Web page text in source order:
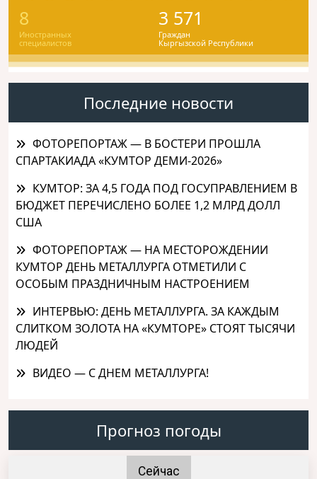
8
Иностранных
специалистов
3 571
Граждан
Кыргызской Республики
Последние новости
ФОТОРЕПОРТАЖ — В БОСТЕРИ ПРОШЛА
СПАРТАКИАДА «КУМТОР ДЕМИ-2026»
КУМТОР: ЗА 4,5 ГОДА ПОД ГОСУПРАВЛЕНИЕМ В
БЮДЖЕТ ПЕРЕЧИСЛЕНО БОЛЕЕ 1,2 МЛРД ДОЛЛ
США
ФОТОРЕПОРТАЖ — НА МЕСТОРОЖДЕНИИ
КУМТОР ДЕНЬ МЕТАЛЛУРГА ОТМЕТИЛИ С
ОСОБЫМ ПРАЗДНИЧНЫМ НАСТРОЕНИЕМ
ИНТЕРВЬЮ: ДЕНЬ МЕТАЛЛУРГА. ЗА КАЖДЫМ
СЛИТКОМ ЗОЛОТА НА «КУМТОРЕ» СТОЯТ ТЫСЯЧИ
ЛЮДЕЙ
ВИДЕО — С ДНЕМ МЕТАЛЛУРГА!
Прогноз погоды
Сейчас